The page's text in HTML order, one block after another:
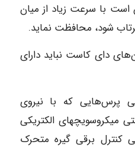
با سرعت زیاد از میان
شود، محافظت نماید.
دای کاست نباید دارای
پرس‌هایی که با نیروی
هیدرولیک کار می‌کنند بایستی میکروسویچ‎های الکتریکی
برقی گیره متحرک